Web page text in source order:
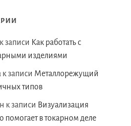
к записи Как работать с
изделиями
к записи Металлорежущий
типов
к записи Визуализация
помогает в токарном деле